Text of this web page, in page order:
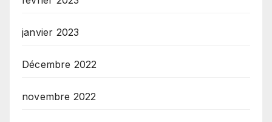
janvier 2023
Décembre 2022
novembre 2022